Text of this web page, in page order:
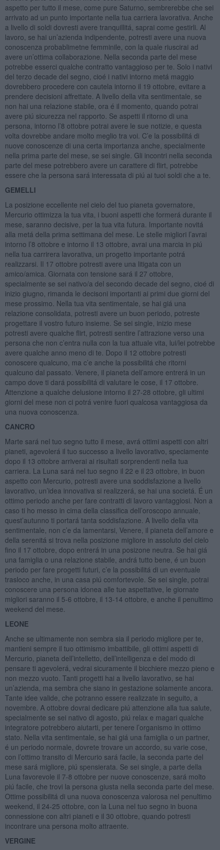
aspetto per tutto il mese, come pure Saturno, sembrerebbe che sei
arrivato ad un punto importante nella tua carriera lavorativa. Anche
a livello di soldi dovresti avere tranquillitá, saprai come gestirli. Al
lavoro, se hai un’azienda indipendente, potresti avere una nuova
conoscenza probablimetne femminile, con la quale riuscirai ad
avere un’ottima collaborazione. Nella seconda parte del mese
potrebbe esserci qualche contratto vantaggioso per te. Solo i nativi
del terzo decade del segno, cioé i nativi intorno metá maggio
dovrebbero procedere con cautela intorno il 19 ottobre, evitare a
prendere decisioni affrettate. A livello della vita sentimentale, se
non hai una relazione stabile, ora é il momento, quando potrai
avere piú sicurezza nel rapporto. Se aspetti il ritorno di una
persona, intorno l’8 ottobre potrai avere le sue notizie, e questa
volta dovrebbe andare molto meglio tra voi. C’e la possibilitá di
nuove conoscenze di una certa importanza anche, specialmente
nella prima parte del mese, se sei single. Gli incontri nella seconda
parte del mese potrebbero avere un carattere di flirt, potrebbe
essere che la persona sará interessata di piú ai tuoi soldi che a te.
GEMELLI
La posizione eccellente nel cielo del tuo pianeta governatore,
Mercurio ottimizza la tua vita, i buoni aspetti che formerá durante il
mese, saranno decisive, per la tua vita futura. Importante novitá
alla metá della prima settimana del mese. Le stelle migliori l’avrai
intorno l’8 ottobre e intorno il 13 ottobre, avrai una marcia in piú
nella tua carrirera lavorativa, un progetto importante potrá
realizzarsi. Il 17 ottobre potresti avere una litigata con un
amico/amica. Giornata con tensione sará il 27 ottobre,
specialmente se sei nativo/a del secondo decade del segno, cioé di
inizio giugno, rimanda le decisoni importanti ai primi due giorni del
mese prossimo. Nella tua vita sentimentale, se hai giá una
relazione consolidata, potresti avere un buon periodo, potreste
progettare il vostro futuro insieme. Se sei single, inizio mese
potresti avere qualche flirt, potresti sentire l’attrazione verso una
persona che non c’entra nulla con la tua attuale vita, lui/lei potrebbe
avere qualche anno meno di te. Dopo il 12 ottobre potresti
conoscere qualcuno, ma c’e anche la possibilitá che ritorni
qualcuno dal passato. Venere, il pianeta dell’amore entrerá in un
campo dove ti dará possibilitá di valutare le cose, il 17 ottobre.
Attenzione a qualche delusione intorno il 27-28 ottobre, gli ultimi
giorni del mese non ci potrá venire fuori qualcosa vantaggiosa da
una nuova conoscenza.
CANCRO
Marte sará nel tuo segno tutto il mese, avrá ottimi aspetti con altri
pianeti, agevolerá il tuo successo a livello lavorativo, speciamente
dopo il 13 ottobre arriverai ai risultati sorprendenti nella tua
carriera. La Luna sará nel tuo segno il 22 e il 23 ottobre, in buon
aspetto con Mercurio, potresti avere una soddisfazione a livello
lavorativo, un’idea innovativa si realizzerá, se hai una societá. É un
ottimo periodo anche per fare contratti di lavoro vantaggiosi. Non a
caso ti ho messo in cima della classifica dell’oroscopo annuale,
quest’autunno ti portará tanta soddisfazione. A livello della vita
sentimentale, non c’e da lamentarsi, Venere, il pianeta dell’amore e
della serenitá si trova nella posizione migliore in assoluto del cielo
fino il 17 ottobre, dopo entrerá in una posizone neutra. Se hai giá
una famiglia o una relazione stabile, andrá tutto bene, é un buon
periodo per fare progetti futuri, c’e la possibilitá di un eventuale
trasloco anche, in una casa piú comfortevole. Se sei single, potrai
conoscere una persona idonea alle tue aspettative, le giornate
migliori saranno il 5-6 ottobre, il 13-14 ottobre, e anche il penultimo
weekend del mese.
LEONE
Anche se ultimamente non sembra sia il periodo migliore per te,
mantieni sempre il tuo ottimismo imbattibile, gli ottimi aspetti di
Mercurio, pianeta dell’intelletto, dell’intelligenza e del modo di
pensare ti agevolerá, vedrai sicuramente il bicchiere mezzo pieno e
non mezzo vuoto. Tanti progetti hai a livello lavorativo, se hai
un’azienda, ma sembra che siano in gestazione solamente ancora.
Tante idee valide, che potranno essere realizzate in seguito, a
novembre. A ottobre dovrai dedicare piú attenzione alla tua salute,
specialmente se sei nativo di agosto, piú relax e magari qualche
integratore potrebbero aiutarti, per tenere l’organismo in ottimo
stato. Nella vita sentimentale, se hai giá una famiglia o un partner,
é un periodo normale, dovrete trovare un accordo, su varie cose,
con l’ottimo transito di Mercurio sará facile, la seconda parte del
mese sará migliore, piú spensierata. Se sei single, a parte della
Luna favorevole il 7-8 ottobre per nuove conoscenze, sará molto
piú facile, che trovi la persona giusta nella seconda parte del mese.
Ottime possibilitá di una nuova conoscenza valorosa nel penultimo
weekend, il 24-25 ottobre, con la Luna nel tuo segno in buona
connessione con altri pianeti e il 30 ottobre, quando potresti
incontrare una persona molto attraente.
VERGINE